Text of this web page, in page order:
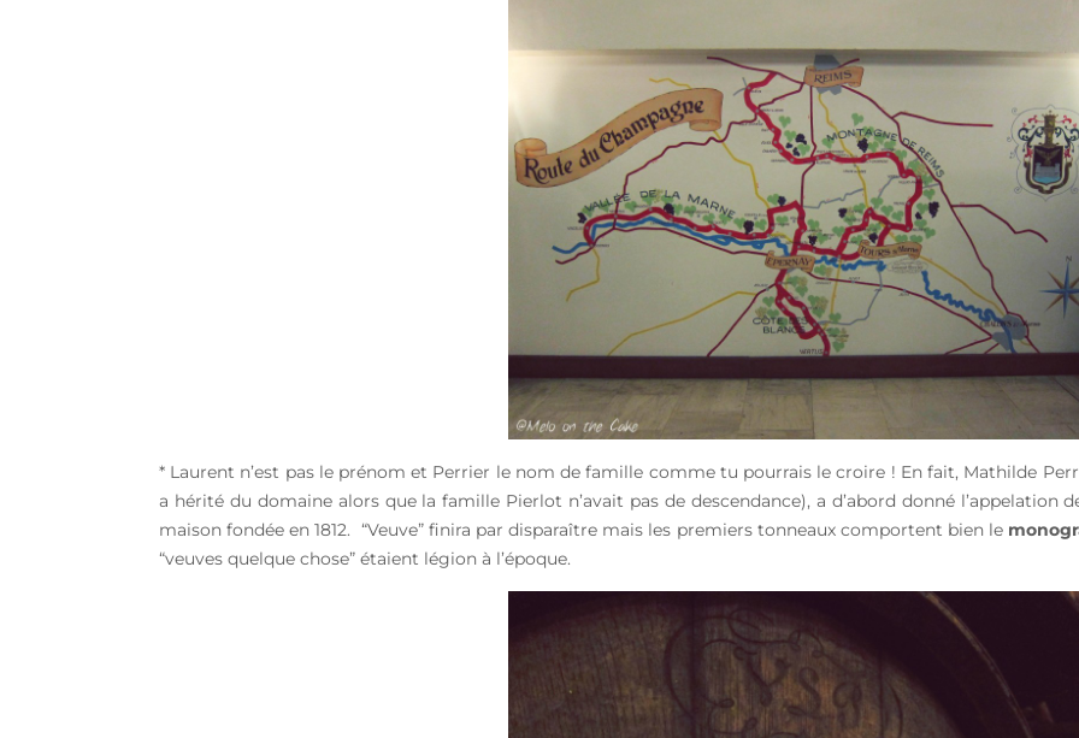
* Laurent n’est pas le prénom et Perrier le nom de famille comme tu pourrais le croire ! En fait, Mathilde
a hérité du domaine alors que la famille Pierlot n’avait pas de descendance), a d’abord donné l’appelation
maison fondée en 1812. “Veuve” finira par disparaître mais les premiers tonneaux comportent bien le
“veuves quelque chose” étaient légion à l’époque.